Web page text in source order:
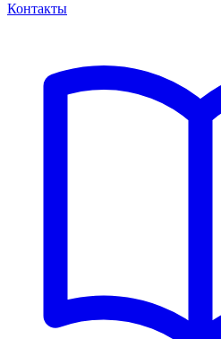
Контакты